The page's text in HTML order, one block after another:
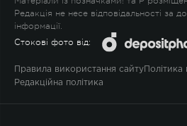
Редакція не несе відповідальності за
інформації.
Стокові фото від:
Правила використання сайту Політика
Редакційна політика